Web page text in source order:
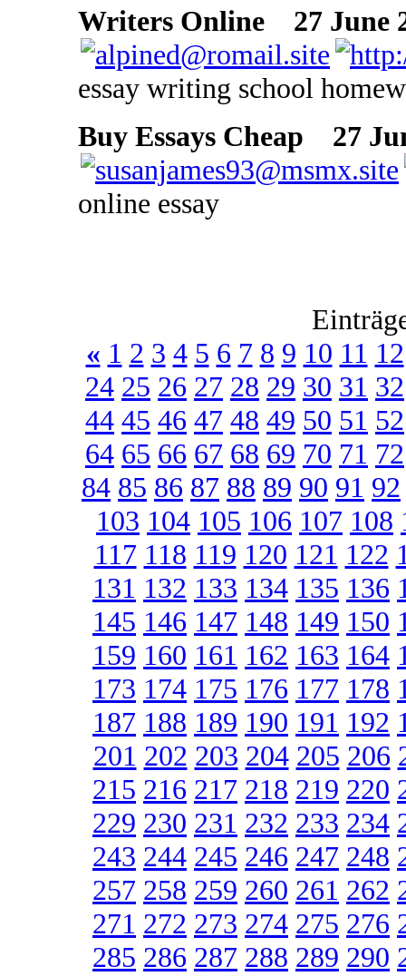
Writers Online
27 June
essay writing school
Buy Essays Cheap
27
online essay
« 1 2 3 4 5 6 7 8 9 10 11 12
24 25 26 27 28 29 30 31 32
44 45 46 47 48 49 50 51 52
64 65 66 67 68 69 70 71 72
84 85 86 87 88 89 90 91 92
103 104 105 106 107 108
117 118 119 120 121 122
131 132 133 134 135 136
145 146 147 148 149 150
159 160 161 162 163 164
173 174 175 176 177 178
187 188 189 190 191 192
201 202 203 204 205 206
215 216 217 218 219 220
229 230 231 232 233 234
243 244 245 246 247 248
257 258 259 260 261 262
271 272 273 274 275 276
285 286 287 288 289 290